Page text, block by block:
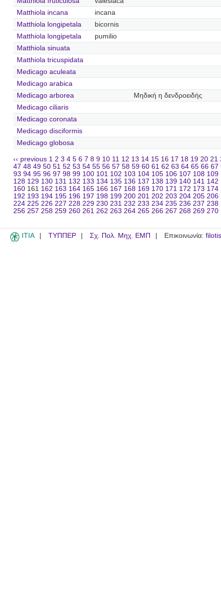
Matthiola incana
incana
Matthiola longipetala
bicornis
Matthiola longipetala
pumilio
Matthiola sinuata
Matthiola tricuspidata
Medicago aculeata
Medicago arabica
Medicago arborea
Μηδική η δενδροειδής
Medicago ciliaris
Medicago coronata
Medicago disciformis
Medicago globosa
‹‹ previous 1 2 3 4 5 6 7 8 9 10 11 12 13 14 15 16 17 18 19 20 21
47 48 49 50 51 52 53 54 55 56 57 58 59 60 61 62 63 64 65 66 67
93 94 95 96 97 98 99 100 101 102 103 104 105 106 107 108 109
128 129 130 131 132 133 134 135 136 137 138 139 140 141 142
160 161 162 163 164 165 166 167 168 169 170 171 172 173 174
192 193 194 195 196 197 198 199 200 201 202 203 204 205 206
224 225 226 227 228 229 230 231 232 233 234 235 236 237 238
256 257 258 259 260 261 262 263 264 265 266 267 268 269 270
ITIA ΤΥΠΠΕΡ Σχ. Πολ. Μηχ. ΕΜΠ Επικοινωνία: